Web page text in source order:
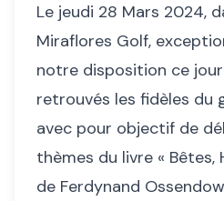
Le jeudi 28 Mars 2024,
Miraflores Golf,
notre disposition ce
retrouvés les fidèles du
avec pour objectif de
thèmes du livre « Bêtes,
de Ferdynand